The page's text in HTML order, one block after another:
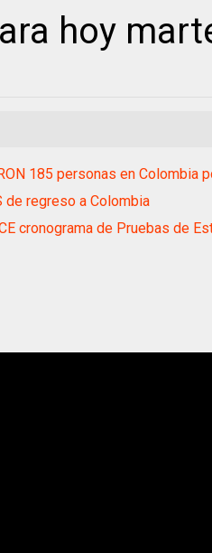
hoy
185 personas en Colombia
de regreso a Colombia
cronograma de Pruebas de